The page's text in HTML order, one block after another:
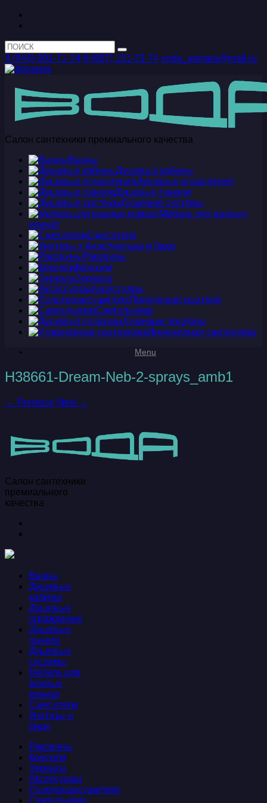
8 (846) 201-71-74 8 (987) 151-71-74 voda_samara@mail.ru
Салон сантехники премиального качества
Ванны
Душевые кабины
Душевые ограждения
Душевые панели
Душевые системы
Мебель для ванных
комнат
Смесители
Унитазы и биде
Раковины
Консоли
Зеркала
Аксессуары
Полотенцесушители
Светильники
Душевые поддоны
Инженерная сантехника
Menu
H38661-Dream-Neb-2-sprays_amb1
← Previous Next →
Салон сантехники
премиального
качества
Ванны
Душевые
кабины
Душевые
ограждения
Душевые
панели
Душевые
системы
Мебель для
ванных
комнат
Смесители
Унитазы и
биде
Раковины
Консоли
Зеркала
Аксессуары
Полотенцесушители
Светильники